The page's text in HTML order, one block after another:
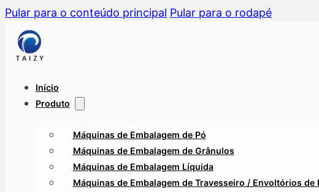
Pular para o conteúdo principal Pular para o rodapé
Início
Produto
Máquinas de Embalagem de Pó
Máquinas de Embalagem de Grânulos
Máquinas de Embalagem Líquida
Máquinas de Embalagem de Travesseiro / Envoltórios de